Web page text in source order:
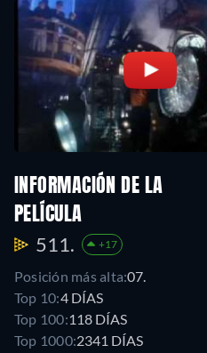
INFORMACIÓN DE LA
PELÍCULA
511. +17
Posición más alta:07.
Top 10:4 DÍAS
Top 100:118 DÍAS
Top 1000:2341 DÍAS